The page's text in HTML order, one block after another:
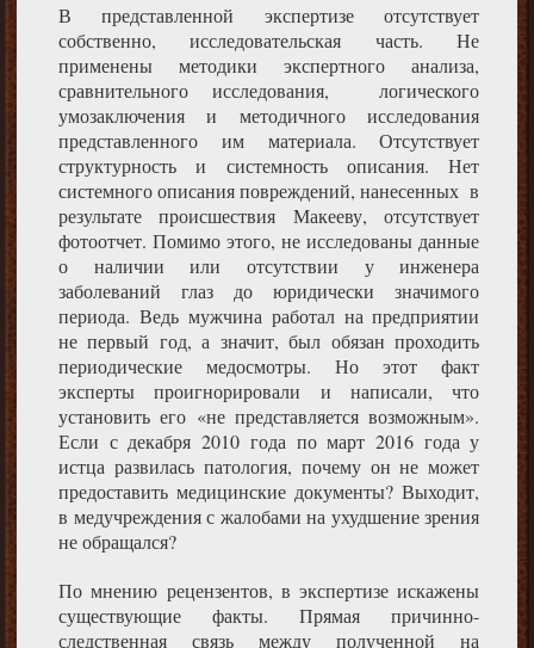
В представленной экспертизе отсутствует
собственно, исследовательская часть. Не
применены методики экспертного анализа,
сравнительного исследования, логического
умозаключения и методичного исследования
представленного им материала. Отсутствует
структурность и системность описания. Нет
системного описания повреждений, нанесенных в
результате происшествия Макееву, отсутствует
фотоотчет. Помимо этого, не исследованы данные
о наличии или отсутствии у инженера
заболеваний глаз до юридически значимого
периода. Ведь мужчина работал на предприятии
не первый год, а значит, был обязан проходить
периодические медосмотры. Но этот факт
эксперты проигнорировали и написали, что
установить его «не представляется возможным».
Если с декабря 2010 года по март 2016 года у
истца развилась патология, почему он не может
предоставить медицинские документы? Выходит,
в медучреждения с жалобами на ухудшение зрения
не обращался?
По мнению рецензентов, в экспертизе искажены
существующие факты. Прямая причинно-
следственная связь между полученной на